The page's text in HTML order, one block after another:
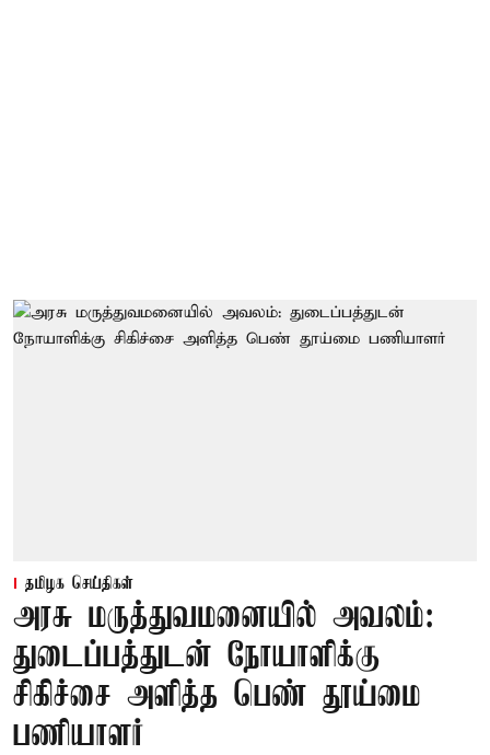
தமிழக செய்திகள்
அரசு மருத்துவமனையில் அவலம்:
துடைப்பத்துடன் நோயாளிக்கு
சிகிச்சை அளித்த பெண் தூய்மை
பணியாளர்